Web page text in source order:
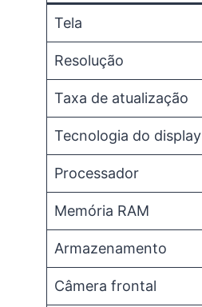
Tela
Resolução
Taxa de atualização
Tecnologia do display
Processador
Memória RAM
Armazenamento
Câmera frontal